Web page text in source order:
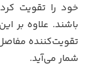
خود را تقویت
باشند. علاوه بر
تقویت‌کننده
شمار می‌آید.